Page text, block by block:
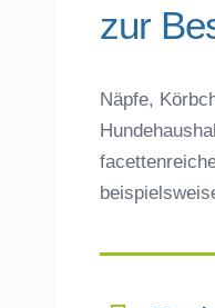
zur
Näpfe,